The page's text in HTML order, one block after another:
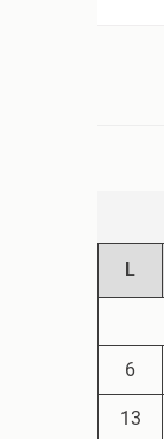
L
6
13